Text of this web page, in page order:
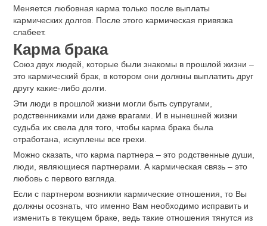
Меняется любовная карма только после выплаты
кармических долгов. После этого кармическая привязка
слабеет.
Карма брака
Союз двух людей, которые были знакомы в прошлой жизни ‒
это кармический брак, в котором они должны выплатить друг
другу какие-либо долги.
Эти люди в прошлой жизни могли быть супругами,
родственниками или даже врагами. И в нынешней жизни
судьба их свела для того, чтобы карма брака была
отработана, искуплены все грехи.
Можно сказать, что карма партнера ‒ это родственные души,
люди, являющиеся партнерами. А кармическая связь ‒ это
любовь с первого взгляда.
Если с партнером возникли кармические отношения, то Вы
должны осознать, что именно Вам необходимо исправить и
изменить в текущем браке, ведь такие отношения тянутся из